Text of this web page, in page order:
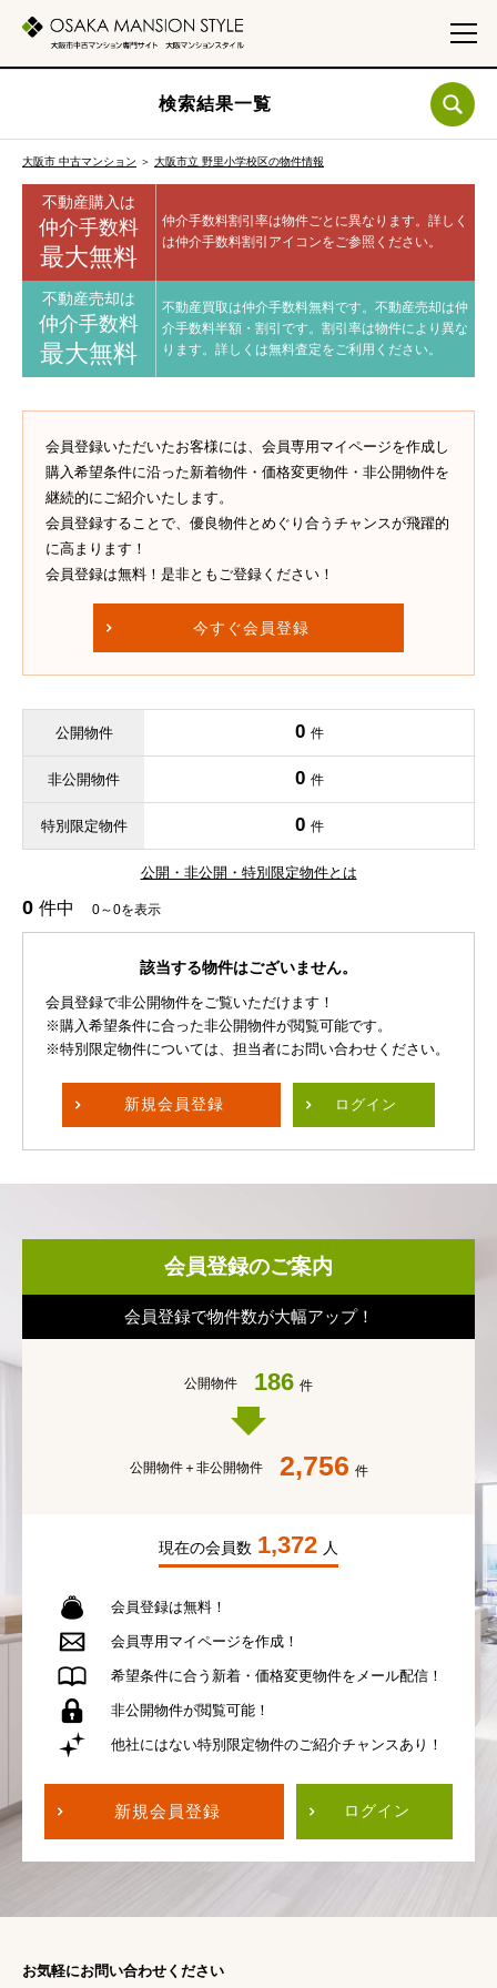
検索結果一覧
大阪市 中古マンション ＞ 大阪市立 野里小学校区の物件情報
不動産購入は
仲介手数料
最大無料
仲介手数料割引率は物件ごとに異なります。 詳しく
は仲介手数料割引アイコンをご参照ください。
不動産売却は
仲介手数料
最大無料
不動産買取は仲介手数料無料です。 不動産売却は仲
介手数料半額・割引です。 割引率は物件により異な
ります。 詳しくは無料査定をご利用ください。
会員登録いただいたお客様には、会員専用マイページを作成し
購入希望条件に沿った新着物件・価格変更物件・非公開物件を
継続的にご紹介いたします。
会員登録することで、優良物件とめぐり合うチャンスが飛躍的
に高まります！
会員登録は無料！是非ともご登録ください！
今すぐ会員登録
公開物件 0 件
非公開物件 0 件
特別限定物件 0 件
公開・非公開・特別限定物件とは
0 件中 0～0を表示
該当する物件はございません。
会員登録で非公開物件をご覧いただけます！
※購入希望条件に合った非公開物件が閲覧可能です。
※特別限定物件については、担当者にお問い合わせください。
新規会員登録 ログイン
会員登録のご案内
会員登録で物件数が大幅アップ！
公開物件 186 件
公開物件＋非公開物件 2,756 件
現在の会員数 1,372 人
会員登録は無料！
会員専用 マイページを作成！
希望条件に合う 新着・価格変更物件を メール配信！
非公開物件が閲覧可能！
他社にはない特別限定物件のご紹介チャンスあり！
新規会員登録 ログイン
お気軽にお問い合わせください